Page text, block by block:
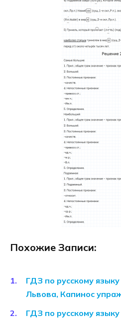
Похожие Записи:
ГДЗ по русскому
Львова, Капинос
ГДЗ по русскому